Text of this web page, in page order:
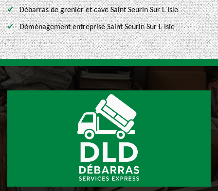
Débarras de grenier et cave Saint Seurin Sur L Isle
Déménagement entreprise Saint Seurin Sur L Isle